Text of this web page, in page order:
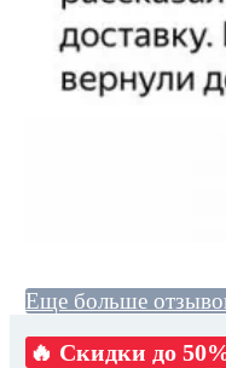
Еще больше
🔥 Скидки до